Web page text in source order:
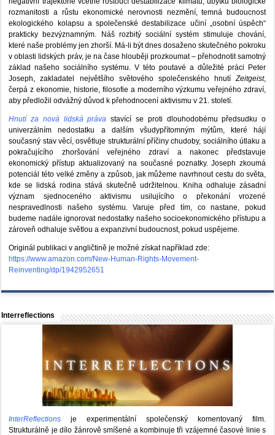
rozmanitosti a růstu ekonomické nerovnosti nezmění, temná budoucnost
ekologického kolapsu a společenské destabilizace učiní „osobní úspěch“
prakticky bezvýznamným. Náš rozbitý sociální systém stimuluje chování,
které naše problémy jen zhorší. Má-li být dnes dosaženo skutečného pokroku
v oblasti lidských práv, je na čase hlouběji prozkoumat – přehodnotit samotný
základ našeho sociálního systému. V této poutavé a důležité práci Peter
Joseph, zakladatel největšího světového společenského hnutíZeitgeist,
čerpá z ekonomie, historie, filosofie a moderního výzkumu veřejného zdraví,
aby předložil odvážný důvod k přehodnocení aktivismu v 21. století.
Hnutí za nová lidská práva stavící se proti dlouhodobému předsudku o
univerzálním nedostatku a dalším všudypřítomným mýtům, které hájí
současný stav věcí, osvětluje strukturální příčiny chudoby, sociálního útlaku a
pokračujícího zhoršování veřejného zdraví a nakonec představuje
ekonomický přístup aktualizovaný na současné poznatky. Joseph zkoumá
potenciál této velké změny a způsob, jak můžeme navrhnout cestu do světa,
kde se lidská rodina stává skutečně udržitelnou. Kniha odhaluje zásadní
význam sjednoceného aktivismu usilujícího o překonání vrozené
nespravedlnosti našeho systému. Varuje před tím, co nastane, pokud
budeme nadále ignorovat nedostatky našeho socioekonomického přístupu a
zároveň odhaluje světlou a expanzivní budoucnost, pokud uspějeme.
Originál publikaci v angličtině je možné získat například zde:
https://www.amazon.com/New-Human-Rights-Movement-
Reinventing/dp/1942952651
Interreflections
InterReflections je experimentální společenský komentovaný film.
Strukturálně je dílo žánrově smíšené a kombinuje tři vzájemné časové linie s